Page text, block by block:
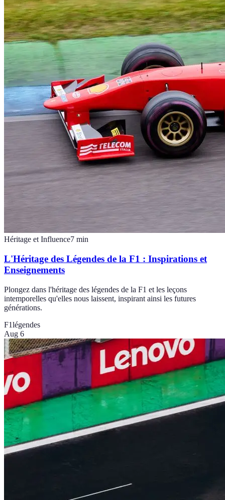
Héritage et Influence7 min
L'Héritage des Légendes de la F1 : Inspirations et
Enseignements
Plongez dans l'héritage des légendes de la F1 et les leçons
intemporelles qu'elles nous laissent, inspirant ainsi les futures
générations.
F1légendes
Aug 6